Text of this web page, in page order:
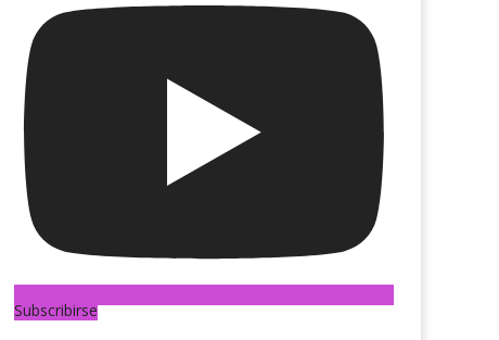
Medea meditativa
Subscribirse